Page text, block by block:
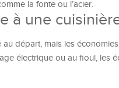
la fonte ou l’acier.
à une
au départ, mais les
électrique ou au fioul, les